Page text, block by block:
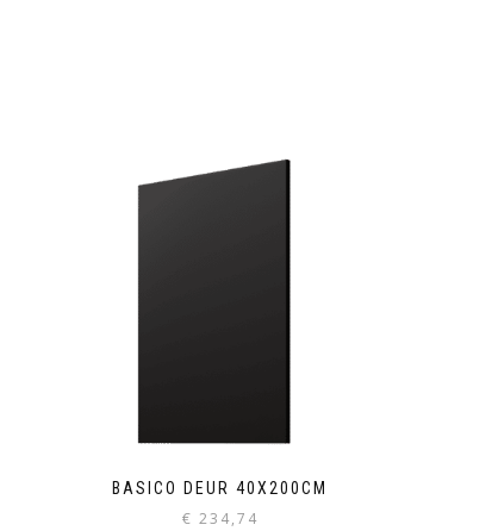
BASICO DEUR 40X200CM
€ 234,74